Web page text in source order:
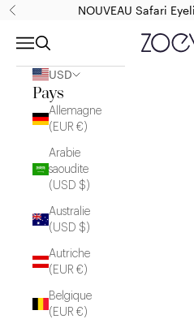
Passer au contenu
Précédent NOUVEAU Safari
ZOEVA
Menu
Recherche
USD
Pays
Allemagne
(EUR €)
Arabie
saoudite
(USD $)
Australie
(USD $)
Autriche
(EUR €)
Belgique
(EUR €)